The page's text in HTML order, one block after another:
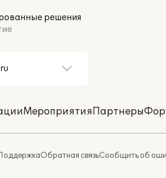
решения
МероприятияПартнеры
Обратная связьСообщить об